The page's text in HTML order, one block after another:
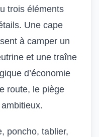
trois éléments
Une cape
à camper un
et une traîne
d’économie
route, le piège
poncho, tablier,